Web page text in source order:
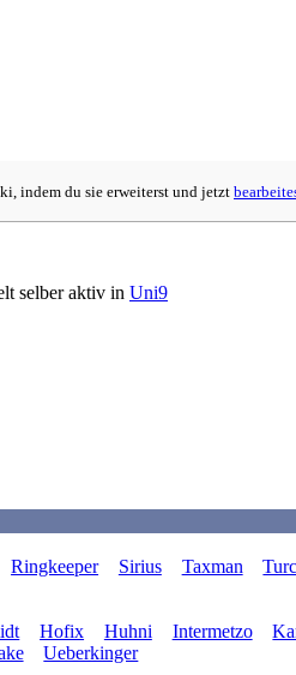
indem du sie erweiterst und jetzt
selber aktiv in Uni9
Ringkeeper Sirius Taxman
Hofix Huhni Intermetzo
Ueberkinger